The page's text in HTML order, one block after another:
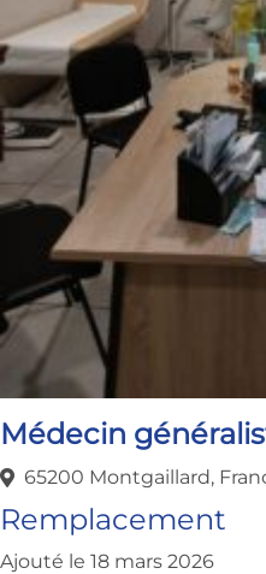
Médecin
Remplacement
Ajouté le 18 mars 2026